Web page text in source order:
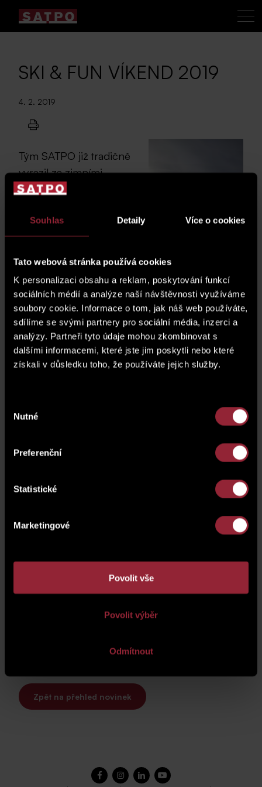
Souhlas Detaily Více o cookies
Tato webová stránka používá cookies
K personalizaci obsahu a reklam, poskytování funkcí
sociálních médií a analýze naší návštěvnosti využíváme
soubory cookie. Informace o tom, jak náš web používáte,
sdílíme se svými partnery pro sociální média, inzerci a
analýzy. Partneři tyto údaje mohou zkombinovat s
dalšími informacemi, které jste jim poskytli nebo které
získali v důsledku toho, že používáte jejich služby.
souhlasu
Nutné
Preferenční
Statistické
Marketingové
Povolit vše
Povolit výběr
Odmítnout
SKI & FUN VÍKEND 2019
4. 2. 2019
Tým SATPO již tradičně
vyrazil za zimními
radovánkami do
Společně jsme si užili
skvělé dny v lázeňském
Tým SATPO již tradičně vyrazil za zimními radovánkami do
rakouských Alp. Společně jsme si užili skvělé dny v
lázeňském městečku Bad Hofgastein, kde jsou krásné
sjezdovky, běžkové tratě, ale i třeba kluziště a bobové
dráhy. Počasí nám přálo a už teď se těšíme na další
teambuilding.
Zpět na přehled novinek